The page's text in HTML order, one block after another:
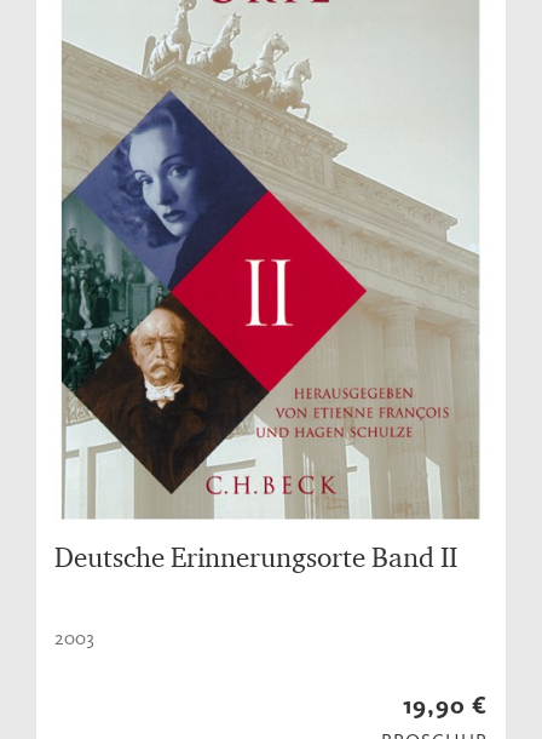
Deutsche Erinnerungsorte Band II
2003
19,90 €